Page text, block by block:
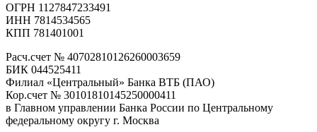
ОГРН 1127847233491
ИНН 7814534565
КПП 781401001
Расч.счет № 40702810126260003659
БИК 044525411
Филиал «Центральный» Банка ВТБ (ПАО)
Кор.счет № 30101810145250000411
в Главном управлении Банка России по Центральному
федеральному округу г. Москва